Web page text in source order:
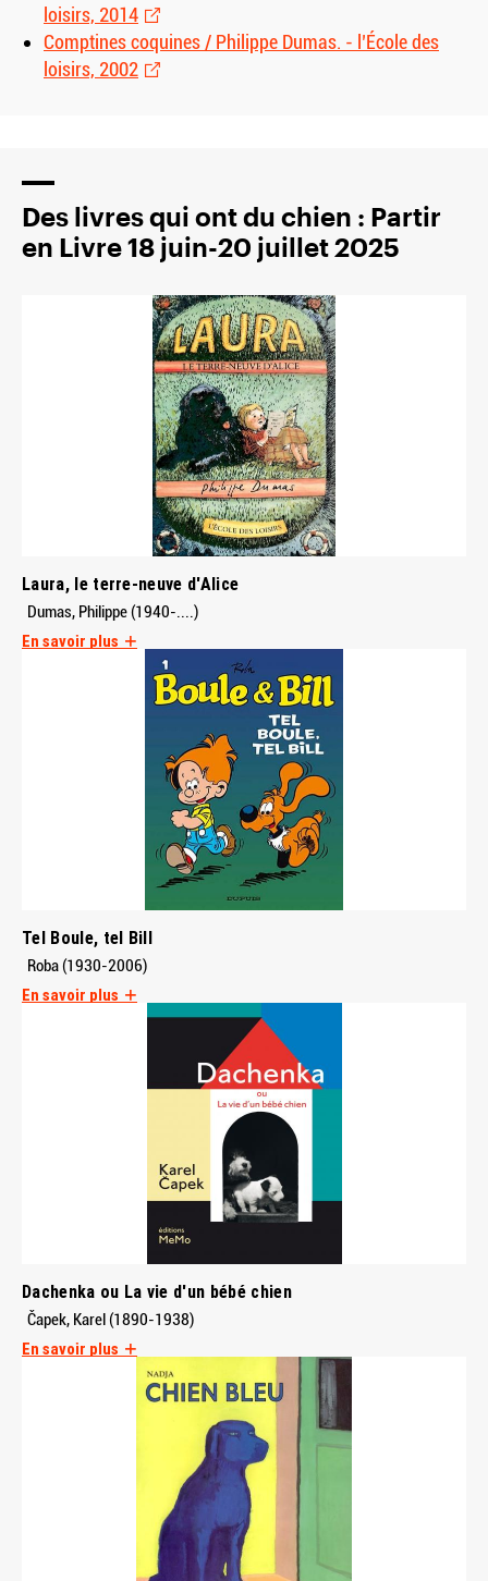
loisirs, 2014
Comptines coquines / Philippe Dumas. - l’École des
loisirs, 2002
Des livres qui ont du chien : Partir
en Livre 18 juin-20 juillet 2025
Laura, le terre-neuve d'Alice
Dumas, Philippe (1940-....)
En savoir plus
Tel Boule, tel Bill
Roba (1930-2006)
En savoir plus
Dachenka ou La vie d'un bébé chien
Čapek, Karel (1890-1938)
En savoir plus